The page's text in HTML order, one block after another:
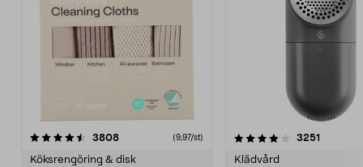
3808recensioner (9,97/st)
Köksrengöring & disk
4.0av 5 stjärnor 3251
Klädvård
4.5av 5 stjärnor